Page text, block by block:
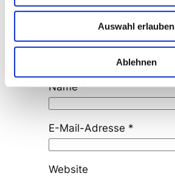
Auswahl erlauben
Ablehnen
Name*
E-Mail-Adresse *
Website